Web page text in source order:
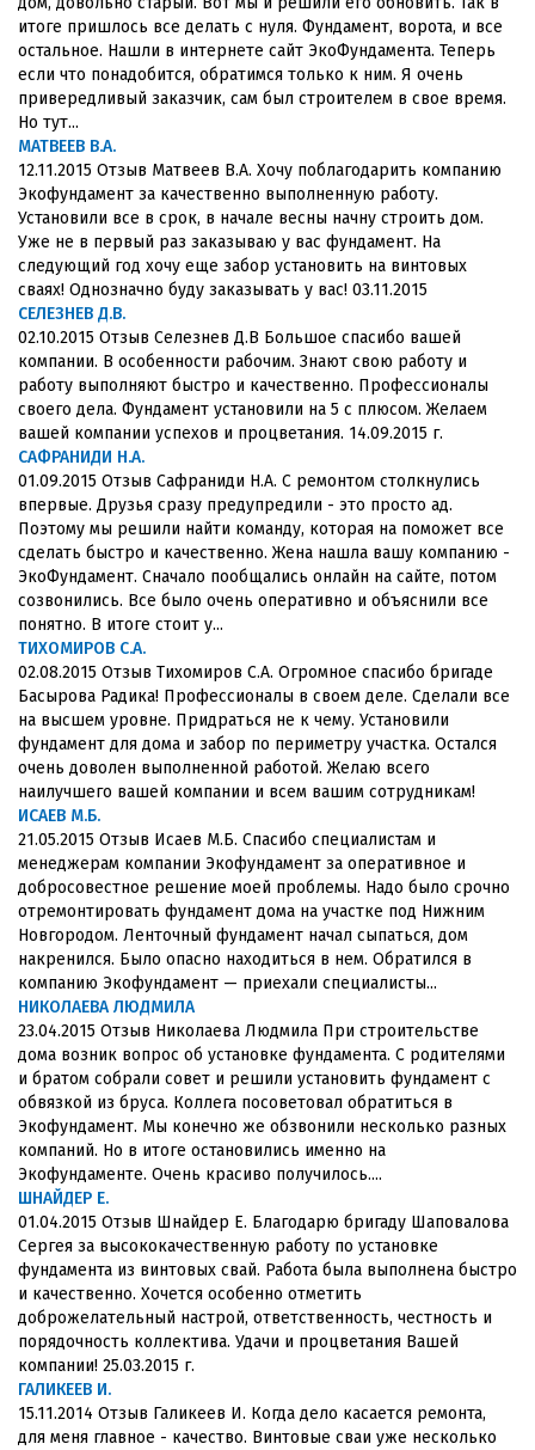
итоге пришлось все делать с нуля. Фундамент, ворота, и все
остальное. Нашли в интернете сайт ЭкоФундамента. Теперь
если что понадобится, обратимся только к ним. Я очень
привередливый заказчик, сам был строителем в свое время.
Но тут...
МАТВЕЕВ В.А.
12.11.2015 Отзыв Матвеев В.А. Хочу поблагодарить компанию
Экофундамент за качественно выполненную работу.
Установили все в срок, в начале весны начну строить дом.
Уже не в первый раз заказываю у вас фундамент. На
следующий год хочу еще забор установить на винтовых
сваях! Однозначно буду заказывать у вас! 03.11.2015
СЕЛЕЗНЕВ Д.В.
02.10.2015 Отзыв Селезнев Д.В Большое спасибо вашей
компании. В особенности рабочим. Знают свою работу и
работу выполняют быстро и качественно. Профессионалы
своего дела. Фундамент установили на 5 с плюсом. Желаем
вашей компании успехов и процветания. 14.09.2015 г.
САФРАНИДИ Н.А.
01.09.2015 Отзыв Сафраниди Н.А. С ремонтом столкнулись
впервые. Друзья сразу предупредили - это просто ад.
Поэтому мы решили найти команду, которая на поможет все
сделать быстро и качественно. Жена нашла вашу компанию -
ЭкоФундамент. Сначало пообщались онлайн на сайте, потом
созвонились. Все было очень оперативно и объяснили все
понятно. В итоге стоит у...
ТИХОМИРОВ С.А.
02.08.2015 Отзыв Тихомиров С.А. Огромное спасибо бригаде
Басырова Радика! Профессионалы в своем деле. Сделали все
на высшем уровне. Придраться не к чему. Установили
фундамент для дома и забор по периметру участка. Остался
очень доволен выполненной работой. Желаю всего
наилучшего вашей компании и всем вашим сотрудникам!
ИСАЕВ М.Б.
21.05.2015 Отзыв Исаев М.Б. Спасибо специалистам и
менеджерам компании Экофундамент за оперативное и
добросовестное решение моей проблемы. Надо было срочно
отремонтировать фундамент дома на участке под Нижним
Новгородом. Ленточный фундамент начал сыпаться, дом
накренился. Было опасно находиться в нем. Обратился в
компанию Экофундамент — приехали специалисты...
НИКОЛАЕВА ЛЮДМИЛА
23.04.2015 Отзыв Николаева Людмила При строительстве
дома возник вопрос об установке фундамента. С родителями
и братом собрали совет и решили установить фундамент с
обвязкой из бруса. Коллега посоветовал обратиться в
Экофундамент. Мы конечно же обзвонили несколько разных
компаний. Но в итоге остановились именно на
Экофундаменте. Очень красиво получилось....
ШНАЙДЕР Е.
01.04.2015 Отзыв Шнайдер Е. Благодарю бригаду Шаповалова
Сергея за высококачественную работу по установке
фундамента из винтовых свай. Работа была выполнена быстро
и качественно. Хочется особенно отметить
доброжелательный настрой, ответственность, честность и
порядочность коллектива. Удачи и процветания Вашей
компании! 25.03.2015 г.
ГАЛИКЕЕВ И.
15.11.2014 Отзыв Галикеев И. Когда дело касается ремонта,
для меня главное - качество. Винтовые сваи уже несколько